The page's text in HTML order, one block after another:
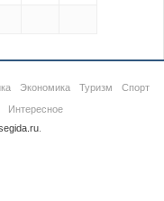
Экономика Туризм
Спорт
Интересное
.